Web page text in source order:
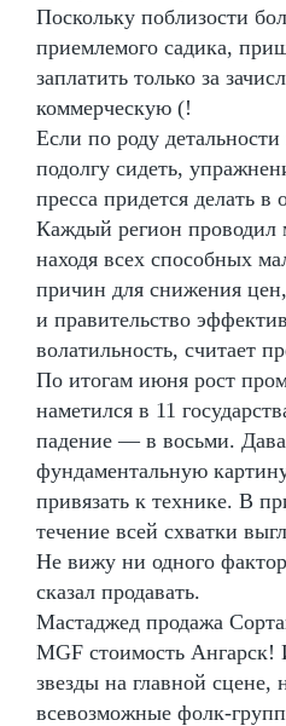
Поскольку поблизости
приемлемого садика,
заплатить только за
коммерческую (!
Если по роду
подолгу сидеть,
пресса придется делать в
Каждый регион проводил
находя всех способных
причин для снижения
и правительство
волатильность, считает
По итогам июня рост
наметился в 11
падение — в восьми.
фундаментальную
привязать к технике. В
течение всей схватки
Не вижу ни одного
сказал продавать.
Мастаджед продажа
MGF стоимость
звезды на главной сцене,
всевозможные фолк-